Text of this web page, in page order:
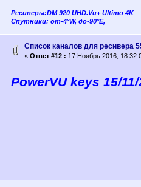
Ресиверы:DM 920 UHD.Vu+ Ultimo 4K
Спутники: от-4°W, до-90°E,
Cписок каналов для ресивера
« Ответ #12 : 17 Ноябрь 2016,
PowerVU keys 15/